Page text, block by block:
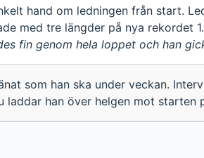
hand om ledningen från start.
med tre längder på nya rekordet
fin genom hela loppet och han
som han ska under veckan.
laddar han över helgen mot starten